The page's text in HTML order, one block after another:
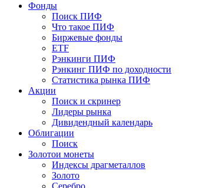
Фонды
Поиск ПИФ
Что такое ПИФ
Биржевые фонды
ETF
Рэнкинги ПИФ
Рэнкинг ПИФ по доходности
Статистика рынка ПИФ
Акции
Поиск и скринер
Лидеры рынка
Дивидендный календарь
Облигации
Поиск
Золотои монеты
Индексы драгметаллов
Золото